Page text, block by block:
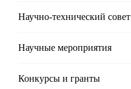
Научно-технический совет
Научные мероприятия
Конкурсы и гранты